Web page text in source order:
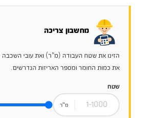
מחשבון צריכה
הזינו את שטח העבודה (מ"ר) ואת עובי השכבה
את כמות החומר ומספר האריזות הנדרשים.
שטח
מ"ר